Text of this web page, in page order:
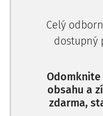
práv a
slovenským
rozhodnutie oznámiť
"vláda") námietky
vyhlásiť zvyšok
Celý
dostupný
obsahu a
zdarma,